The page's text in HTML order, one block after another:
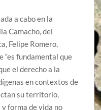
a cabo en la
Camacho, del
Felipe Romero,
“es fundamental que
el derecho a la
en contextos de
su territorio,
forma de vida no